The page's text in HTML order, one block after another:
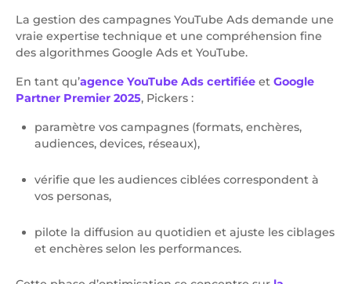
La gestion des campagnes YouTube Ads demande une
vraie expertise technique et une compréhension fine
des algorithmes Google Ads et YouTube.
En tant qu’agence YouTube Ads certifiée et Google
Partner Premier 2025, Pickers :
paramètre vos campagnes (formats, enchères,
audiences, devices, réseaux),
vérifie que les audiences ciblées correspondent à
vos personas,
pilote la diffusion au quotidien et ajuste les ciblages
et enchères selon les performances.